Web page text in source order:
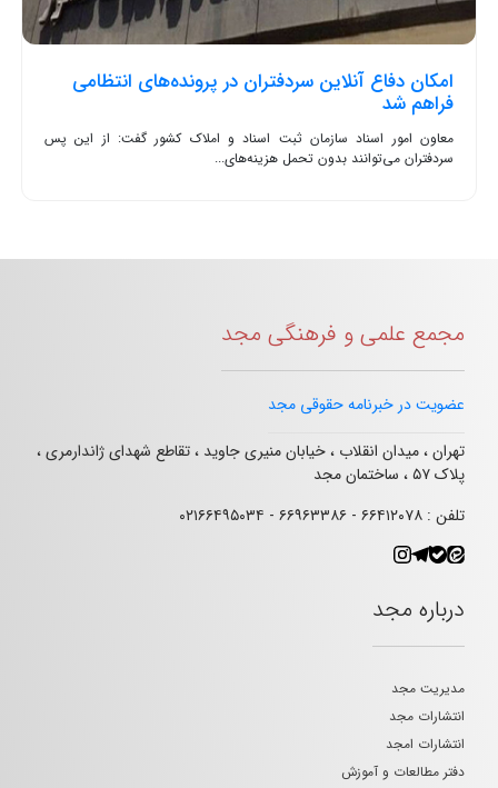
امکان دفاع آنلاین سردفتران در پرونده‌های انتظامی
فراهم شد
معاون امور اسناد سازمان ثبت اسناد و املاک کشور گفت: از این پس
سردفتران می‌توانند بدون تحمل هزینه‌های...
مجمع علمی و فرهنگی مجد
عضویت در خبرنامه حقوقی مجد
تهران ، میدان انقلاب ، خیابان منیری جاوید ، تقاطع شهدای ژاندارمری ،
پلاک ۵۷ ، ساختمان مجد
تلفن : ۶۶۴۱۲۰۷۸ - ۶۶۹۶۳۳۸۶ - ۰۲۱۶۶۴۹۵۰۳۴
درباره مجد
مدیریت مجد
انتشارات مجد
انتشارات امجد
دفتر مطالعات و آموزش